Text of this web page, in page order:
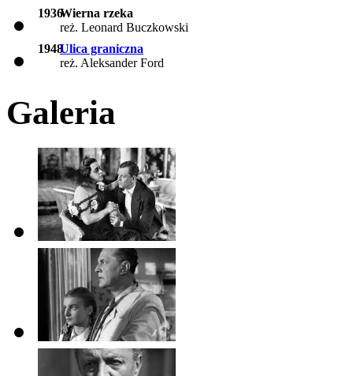
1936Wierna rzeka
reż. Leonard Buczkowski
1948Ulica graniczna
reż. Aleksander Ford
Galeria